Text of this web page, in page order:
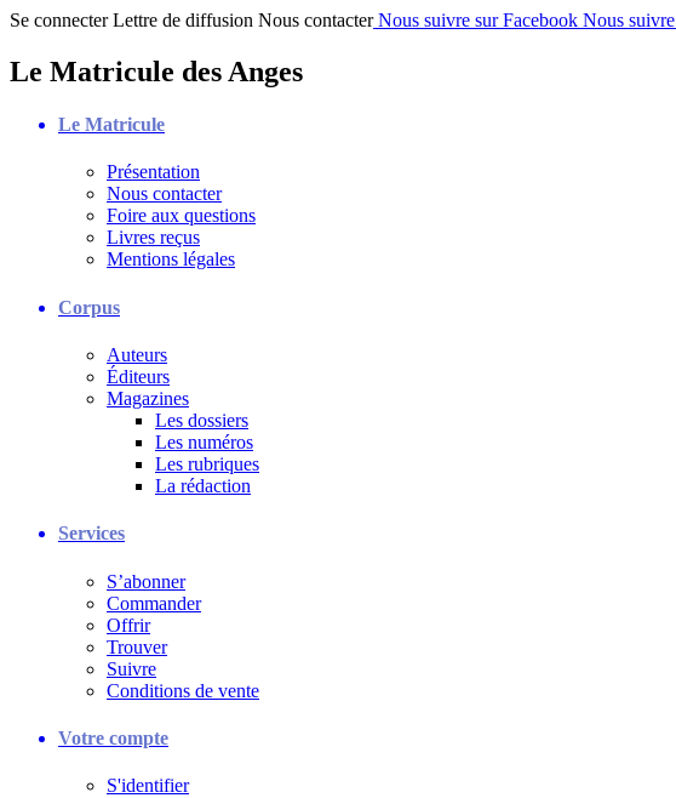
Se connecter Lettre de diffusion Nous contacter Nous suivre sur Facebook Nous
Le Matricule des Anges
Le Matricule
Présentation
Nous contacter
Foire aux questions
Livres reçus
Mentions légales
Corpus
Auteurs
Éditeurs
Magazines
Les dossiers
Les numéros
Les rubriques
La rédaction
Services
S’abonner
Commander
Offrir
Trouver
Suivre
Conditions de vente
Votre compte
S'identifier